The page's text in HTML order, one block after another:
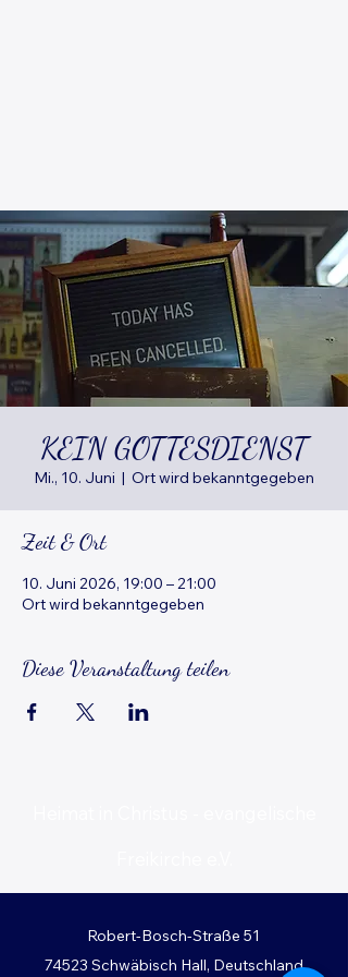
KEIN GOTTESDIENST
Mi., 10. Juni
  |
Ort wird bekanntgegeben
Zeit & Ort
10. Juni 2026, 19:00 – 21:00
Ort wird bekanntgegeben
Diese Veranstaltung teilen
Robert-Bosch-Straße 51
74523 Schwäbisch Hall, Deutschland